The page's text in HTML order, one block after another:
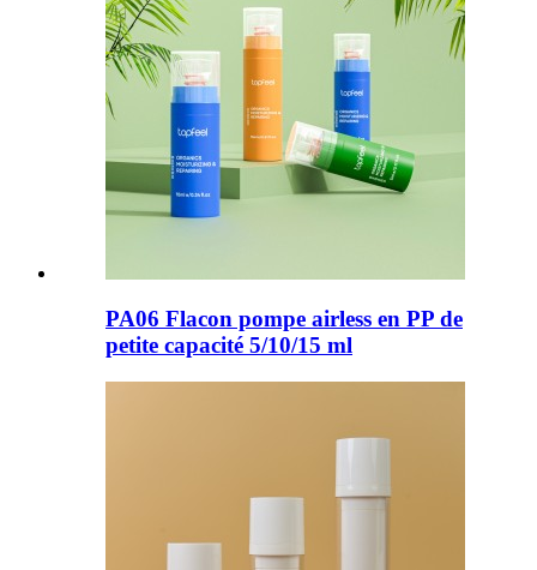
PA06 Flacon pompe airless en PP de
petite capacité 5/10/15 ml